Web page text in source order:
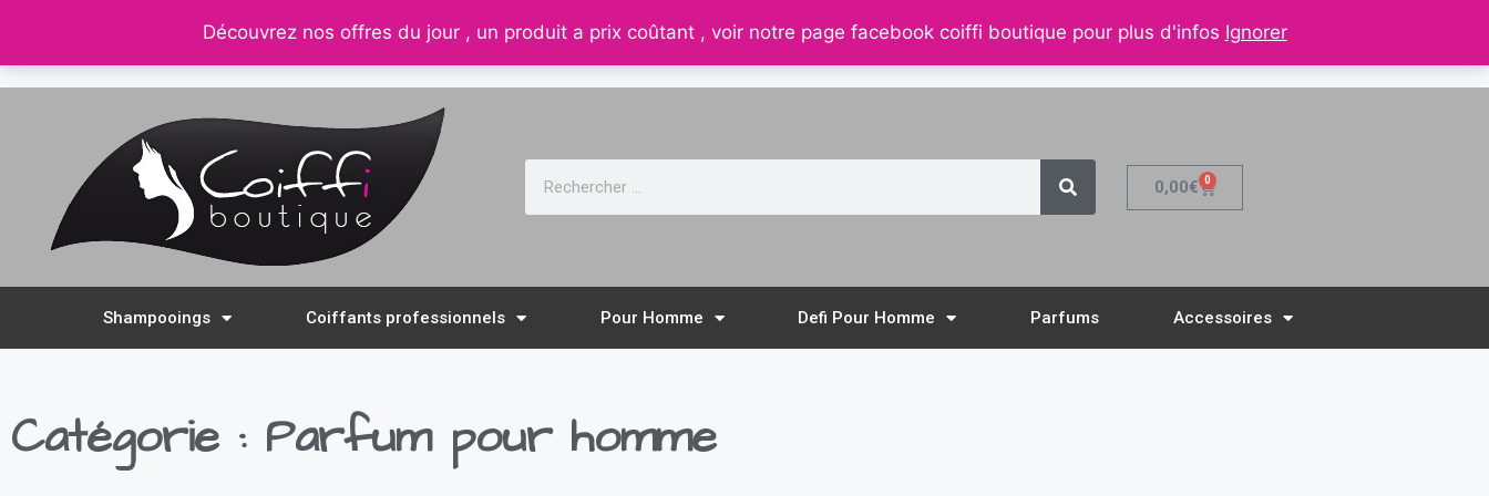
Découvrez nos offres du jour , un produit a prix coûtant , voir notre page facebook coiffi boutique pour plus d'infos Ignorer
contact@coiffi.com– tel. 0688261511– 32, rue de la république 88210 senones Mon Compte
0,00€ 0
Shampooings Coiffants professionnels Pour Homme Defi Pour Homme Parfums Accessoires
Catégorie : Parfum pour homme